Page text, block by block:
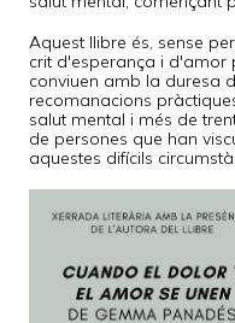
Aquest llibre és, sense
crit d'esperança i d'amor
conviuen amb la duresa
recomanacions
salut mental i més de
de persones que han
aquestes difícils